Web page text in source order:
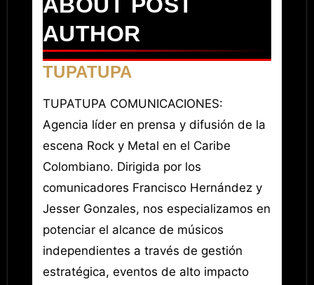
ABOUT POST
AUTHOR
TUPATUPA
TUPATUPA COMUNICACIONES:
Agencia líder en prensa y difusión de la
escena Rock y Metal en el Caribe
Colombiano. Dirigida por los
comunicadores Francisco Hernández y
Jesser Gonzales, nos especializamos en
potenciar el alcance de músicos
independientes a través de gestión
estratégica, eventos de alto impacto